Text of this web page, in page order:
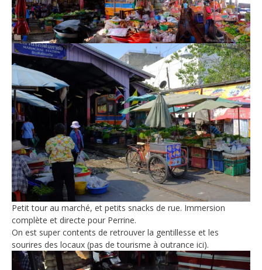
Petit tour au marché, et petits snacks de rue. Immersion
complète et directe pour Perrine.
On est super contents de retrouver la gentillesse et les
sourires des locaux (pas de tourisme à outrance ici).